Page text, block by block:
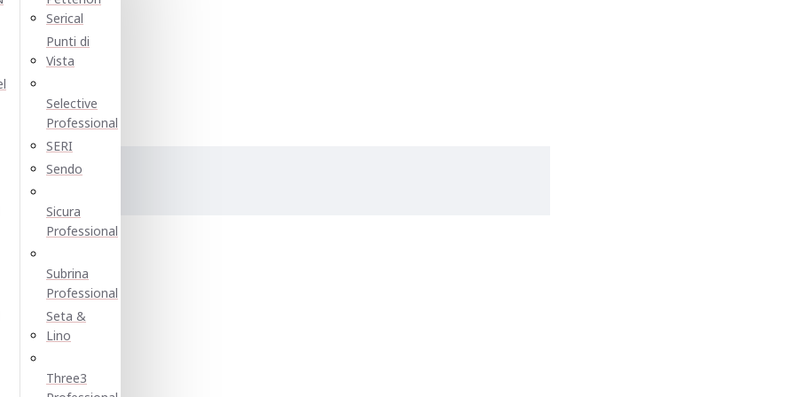
Serical
Punti di
Vista
Selective
Professional
SERI
Sendo
Sicura
Professional
Subrina
Professional
Seta &
Lino
Three3